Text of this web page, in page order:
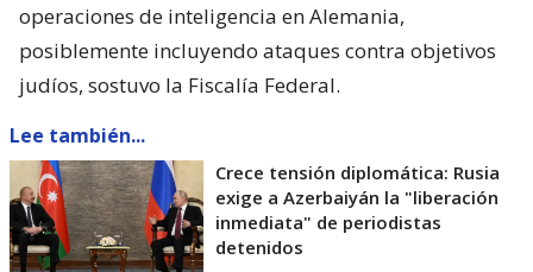
operaciones de inteligencia en Alemania,
posiblemente incluyendo ataques contra objetivos
judíos, sostuvo la Fiscalía Federal.
Lee también...
Crece tensión diplomática: Rusia
exige a Azerbaiyán la "liberación
inmediata" de periodistas
detenidos